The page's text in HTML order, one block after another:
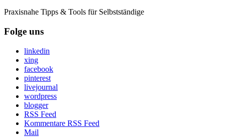
Praxisnahe Tipps & Tools für Selbstständige
Folge uns
linkedin
xing
facebook
pinterest
livejournal
wordpress
blogger
RSS Feed
Kommentare RSS Feed
Mail